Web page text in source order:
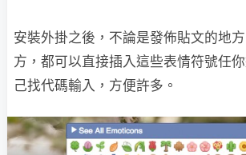
安裝外掛之後，不論是發佈貼文的地
方，都可以直接插入這些表情符號任
己找代碼輸入，方便許多。